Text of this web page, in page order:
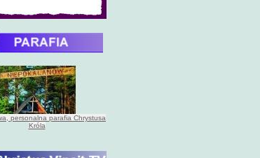
personalna parafia Chrystusa
Króla